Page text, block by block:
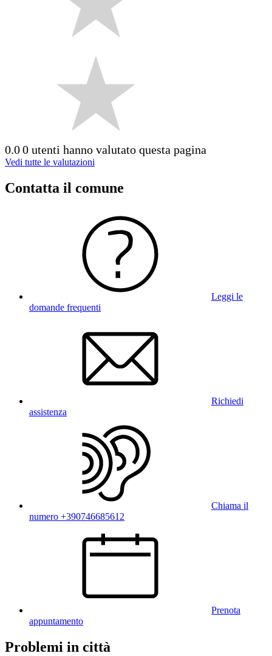
0.00 utenti hanno valutato questa pagina
Vedi tutte le valutazioni
Contatta il comune
Leggi le
domande frequenti
Richiedi
assistenza
Chiama il
numero +390746685612
Prenota
appuntamento
Problemi in città